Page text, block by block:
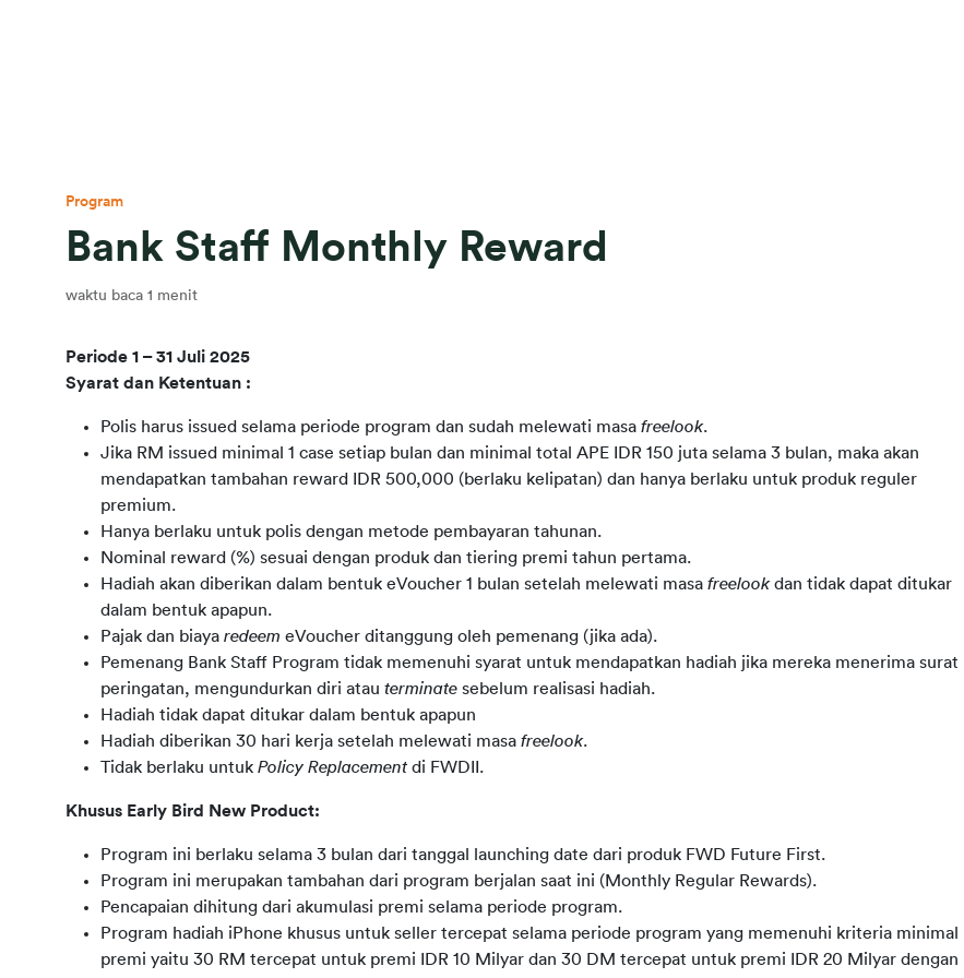
Program
Bank Staff Monthly Reward
waktu baca 1 menit
Periode 1 – 31 Juli 2025
Syarat dan Ketentuan :
Polis harus issued selama periode program dan sudah melewati masa freelook.
Jika RM issued minimal 1 case setiap bulan dan minimal total APE IDR 150 juta selama 3 bulan, maka akan
mendapatkan tambahan reward IDR 500,000 (berlaku kelipatan) dan hanya berlaku untuk produk reguler
premium.
Hanya berlaku untuk polis dengan metode pembayaran tahunan.
Nominal reward (%) sesuai dengan produk dan tiering premi tahun pertama.
Hadiah akan diberikan dalam bentuk eVoucher 1 bulan setelah melewati masa freelookdan tidak dapat ditukar
dalam bentuk apapun.
Pajak dan biaya redeem eVoucher ditanggung oleh pemenang (jika ada).
Pemenang Bank Staff Program tidak memenuhi syarat untuk mendapatkan hadiah jika mereka menerima surat
peringatan, mengundurkan diri atau terminate sebelum realisasi hadiah.
Hadiah tidak dapat ditukar dalam bentuk apapun
Hadiah diberikan 30 hari kerja setelah melewati masa freelook.
Tidak berlaku untuk Policy Replacement di FWDII.
Khusus Early Bird New Product:
Program ini berlaku selama 3 bulan dari tanggal launching date dari produk FWD Future First.
Program ini merupakan tambahan dari program berjalan saat ini (Monthly Regular Rewards).
Pencapaian dihitung dari akumulasi premi selama periode program.
Program hadiah iPhone khusus untuk seller tercepat selama periode program yang memenuhi kriteria minimal
premi yaitu 30 RM tercepat untuk premi IDR 10 Milyar dan 30 DM tercepat untuk premi IDR 20 Milyar dengan